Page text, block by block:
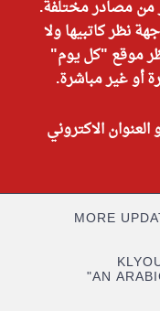
من مصادر مختلفة.
نظر كاتبيها ولا
موقع "كل يوم"
أو غير مباشرة.
الاكتروني
MORE
"AN